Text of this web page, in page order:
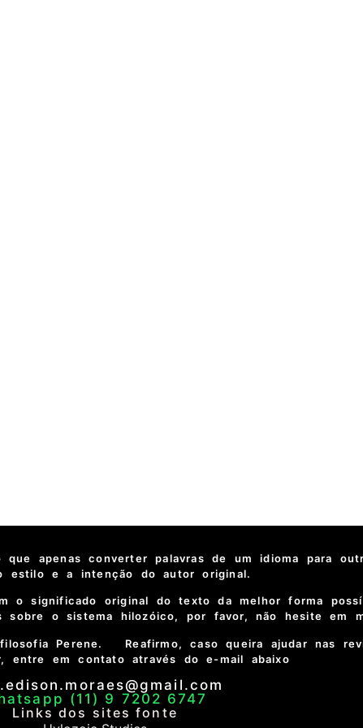
apenas converter palavras de um idioma para
estilo e a intenção do autor original.
o significado original do texto da melhor forma
sobre o sistema hilozóico, por favor, não hesite em
Perene. Reafirmo, caso queira ajudar nas
entre em contato através do e-mail abaixo
(11) 9 7202 6747
Links dos sites fonte